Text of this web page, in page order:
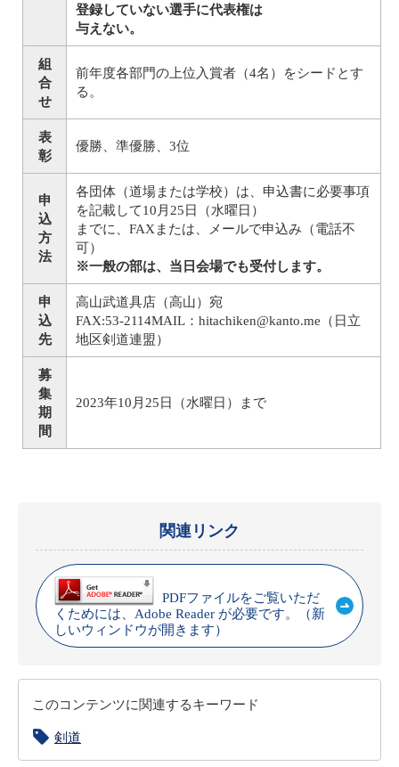
登録していない選手に代表権は
与えない。
組
合
せ
前年度各部門の上位入賞者（4名）をシードとす
る。
表
彰
優勝、準優勝、3位
申
込
方
法
各団体（道場または学校）は、申込書に必要事項
を記載して10月25日（水曜日）
までに、FAXまたは、メールで申込み（電話不
可）
※一般の部は、当日会場でも受付します。
申
込
先
高山武道具店（高山）宛
FAX:53-2114MAIL：hitachiken@kanto.me（日立
地区剣道連盟）
募
集
期
間
2023年10月25日（水曜日）まで
関連リンク
PDFファイルをご覧いただ
くためには、Adobe Reader が必要です。（新
しいウィンドウが開きます）
このコンテンツに関連するキーワード
剣道